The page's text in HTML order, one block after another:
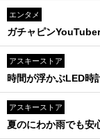
エンタメ
ガチャピン
アスキーストア
時間が浮かぶLED時
アスキーストア
夏のにわか雨でも安